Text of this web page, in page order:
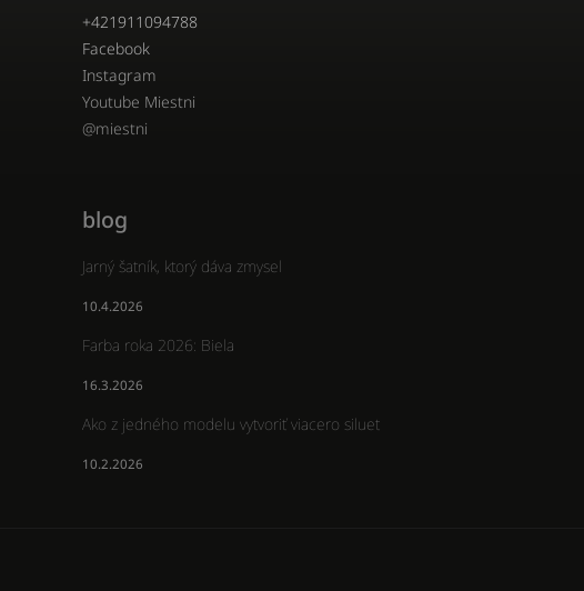
+421911094788
Facebook
Instagram
Youtube Miestni
@miestni
blog
Jarný šatník, ktorý dáva zmysel
10.4.2026
Farba roka 2026: Biela
16.3.2026
Ako z jedného modelu vytvoriť viacero siluet
10.2.2026